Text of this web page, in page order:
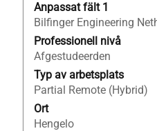
Anpassat fält 1
Bilfinger Engineering
Professionell nivå
Afgestudeerden
Typ av arbetsplats
Partial Remote (Hybrid)
Ort
Hengelo
blankstegstangenten
för
att
visa
allt
innehåll
i
jobbeskrivningen.